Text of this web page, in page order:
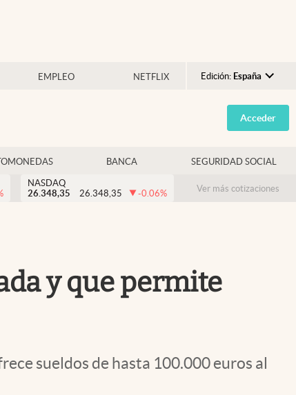
EMPLEO NETFLIX Edición: España
Argentina
España
USA
Colombia
Acceder
BANCA SEGURIDAD SOCIAL
NASDAQ
26.348,35
26.348,35 -0.06% Ver más cotizaciones
y que permite
sueldos de hasta 100.000 euros al